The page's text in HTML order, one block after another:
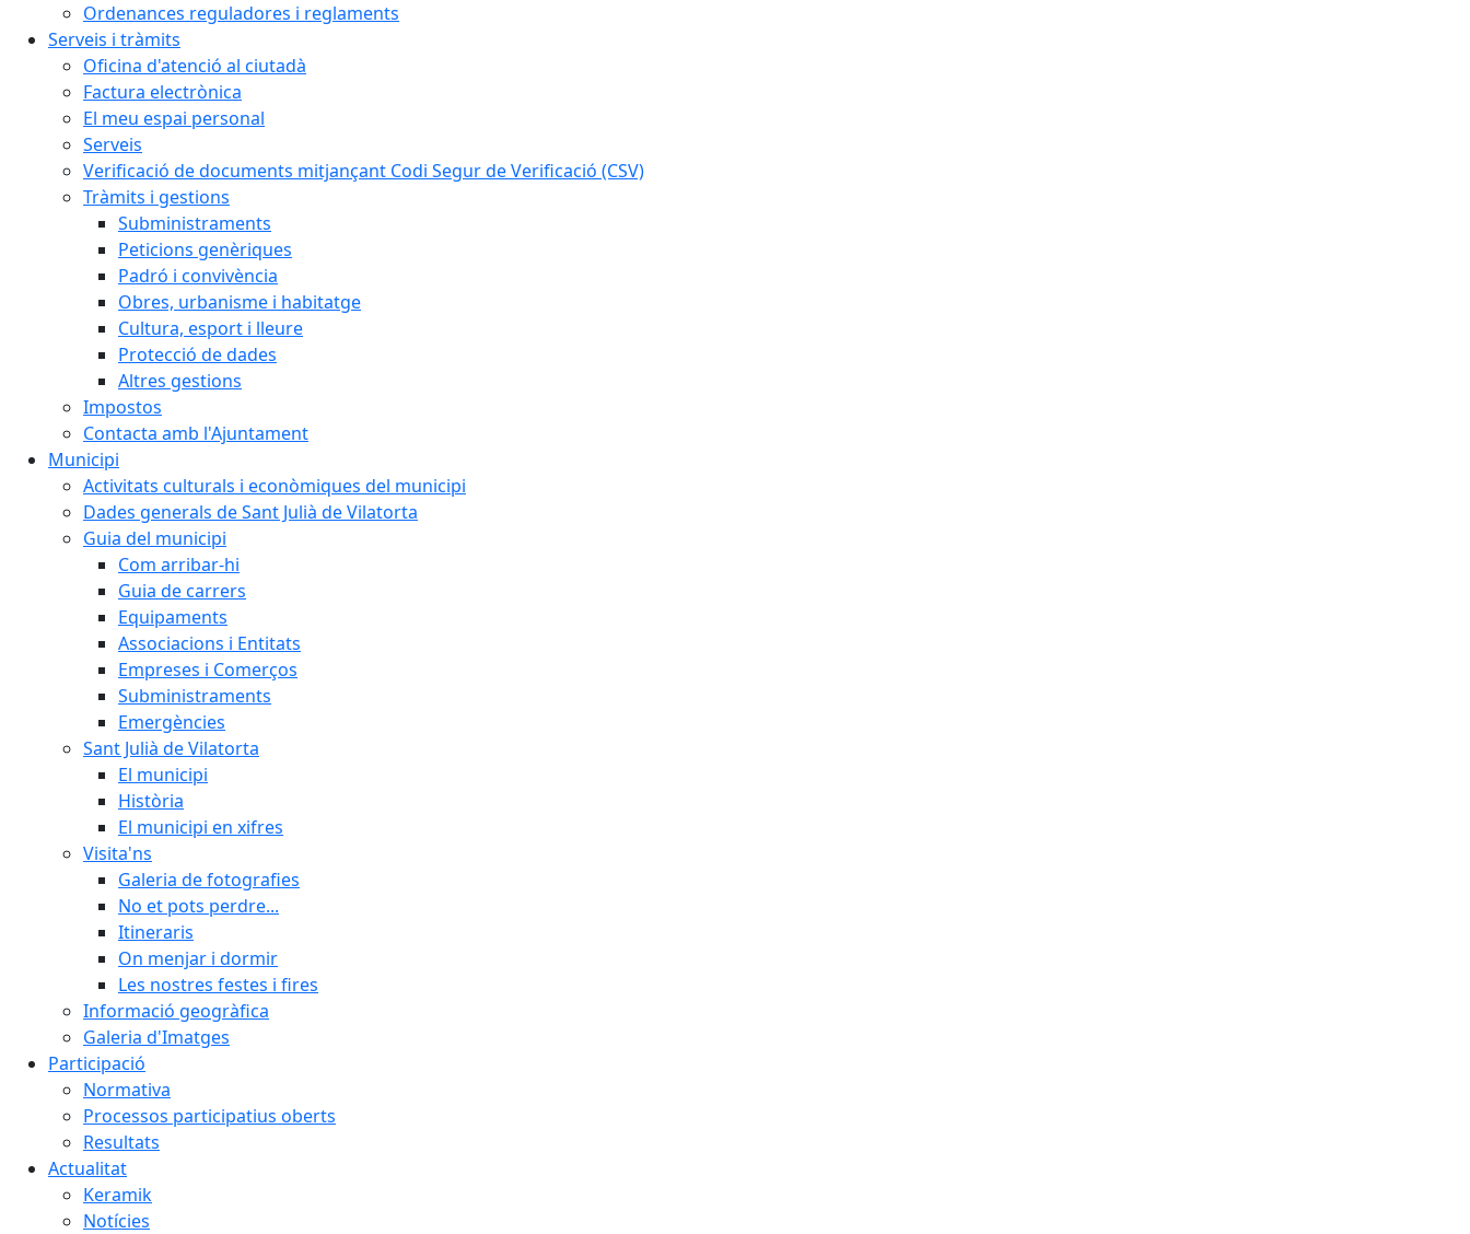
Ordenances reguladores i reglaments
Serveis i tràmits
Oficina d'atenció al ciutadà
Factura electrònica
El meu espai personal
Serveis
Verificació de documents mitjançant Codi Segur de Verificació (CSV)
Tràmits i gestions
Subministraments
Peticions genèriques
Padró i convivència
Obres, urbanisme i habitatge
Cultura, esport i lleure
Protecció de dades
Altres gestions
Impostos
Contacta amb l'Ajuntament
Municipi
Activitats culturals i econòmiques del municipi
Dades generals de Sant Julià de Vilatorta
Guia del municipi
Com arribar-hi
Guia de carrers
Equipaments
Associacions i Entitats
Empreses i Comerços
Subministraments
Emergències
Sant Julià de Vilatorta
El municipi
Història
El municipi en xifres
Visita'ns
Galeria de fotografies
No et pots perdre...
Itineraris
On menjar i dormir
Les nostres festes i fires
Informació geogràfica
Galeria d'Imatges
Participació
Normativa
Processos participatius oberts
Resultats
Actualitat
Keramik
Notícies